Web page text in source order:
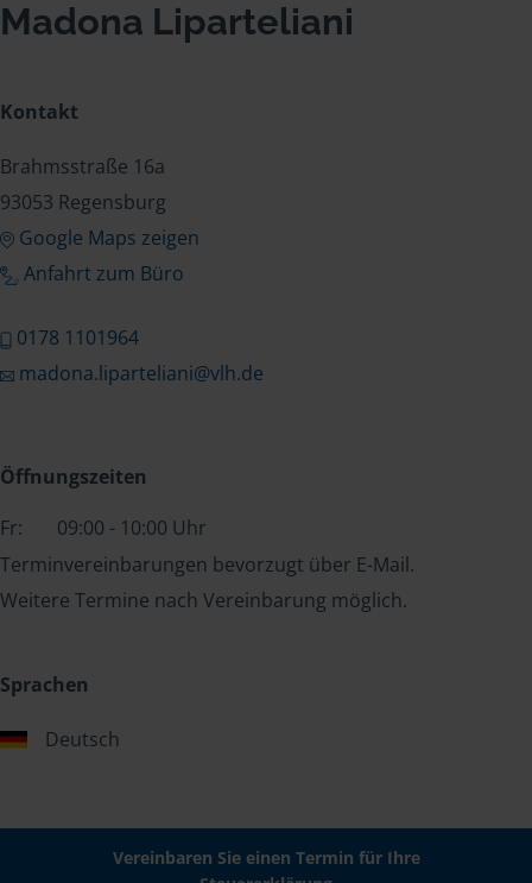
Madona Liparteliani
Kontakt
Brahmsstraße 16a
93053 Regensburg
Google Maps zeigen
Anfahrt zum Büro
0178 1101964
madona.liparteliani@vlh.de
Öffnungszeiten
Fr:
09:00 - 10:00 Uhr
Terminvereinbarungen bevorzugt über E-Mail.
Weitere Termine nach Vereinbarung möglich.
Sprachen
Deutsch
Vereinbaren Sie einen Termin für Ihre